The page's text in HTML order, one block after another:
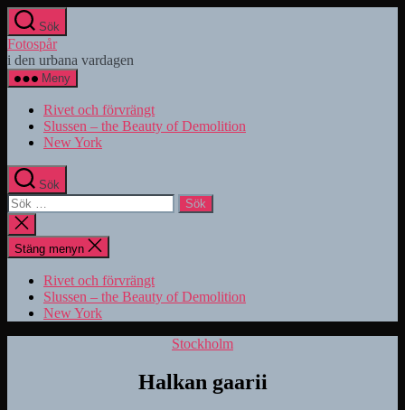
Hoppa
till
innehåll
Sök
Fotospår
i den urbana vardagen
Meny
Rivet och förvrängt
Slussen – the Beauty of Demolition
New York
Sök
Sök
efter:
Stäng
sökningen
Stäng menyn
Rivet och förvrängt
Slussen – the Beauty of Demolition
New York
Kategorier
Stockholm
Halkan gaarii